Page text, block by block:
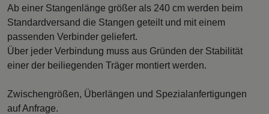
Ab einer Stangenlänge größer als 240 cm werden beim
Standardversand die Stangen geteilt und mit einem
passenden Verbinder geliefert.
Über jeder Verbindung muss aus Gründen der Stabilität
einer der beiliegenden Träger montiert werden.
Zwischengrößen, Überlängen und Spezialanfertigungen
auf Anfrage.